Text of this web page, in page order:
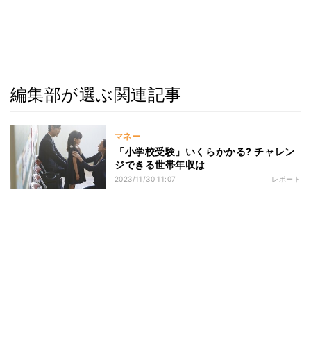
編集部が選ぶ関連記事
マネー
「小学校受験」いくらかかる? チャレン
ジできる世帯年収は
2023/11/30 11:07 レポート